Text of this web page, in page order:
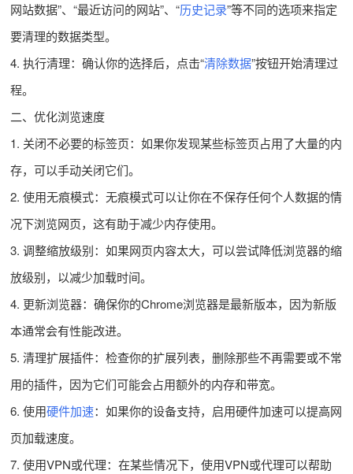
网站数据”、“最近访问的网站”、“历史记录”等不同的选项来指定
要清理的数据类型。
4. 执行清理：确认你的选择后，点击“清除数据”按钮开始清理过
程。
二、优化浏览速度
1. 关闭不必要的标签页：如果你发现某些标签页占用了大量的内
存，可以手动关闭它们。
2. 使用无痕模式：无痕模式可以让你在不保存任何个人数据的情
况下浏览网页，这有助于减少内存使用。
3. 调整缩放级别：如果网页内容太大，可以尝试降低浏览器的缩
放级别，以减少加载时间。
4. 更新浏览器：确保你的Chrome浏览器是最新版本，因为新版
本通常会有性能改进。
5. 清理扩展插件：检查你的扩展列表，删除那些不再需要或不常
用的插件，因为它们可能会占用额外的内存和带宽。
6. 使用硬件加速：如果你的设备支持，启用硬件加速可以提高网
页加载速度。
7. 使用VPN或代理：在某些情况下，使用VPN或代理可以帮助